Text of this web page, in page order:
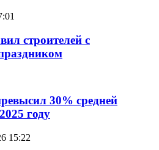
строителей с
30% средней
году
15:22